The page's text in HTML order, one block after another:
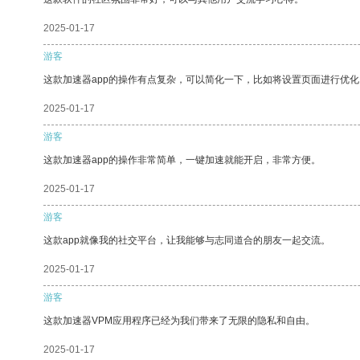
2025-01-17
游客
这款加速器app的操作有点复杂，可以简化一下，比如将设置页面进行优
2025-01-17
游客
这款加速器app的操作非常简单，一键加速就能开启，非常方便。
2025-01-17
游客
这款app就像我的社交平台，让我能够与志同道合的朋友一起交流。
2025-01-17
游客
这款加速器VPM应用程序已经为我们带来了无限的隐私和自由。
2025-01-17